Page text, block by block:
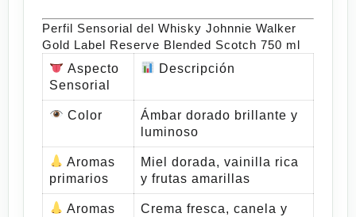
Perfil Sensorial del Whisky Johnnie Walker
Gold Label Reserve Blended Scotch 750 ml
Aspecto
Sensorial
Descripción
Color
Ámbar dorado brillante y
luminoso
Aromas
primarios
Miel dorada, vainilla rica
y frutas amarillas
Aromas
Crema fresca, canela y